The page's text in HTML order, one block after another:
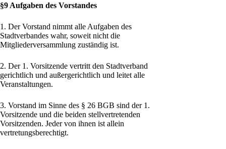
§9 Aufgaben des Vorstandes
1. Der Vorstand nimmt alle Aufgaben des
Stadtverbandes wahr, soweit nicht die
Mitgliederversammlung zuständig ist.
2. Der 1. Vorsitzende vertritt den Stadtverband
gerichtlich und außergerichtlich und leitet alle
Veranstaltungen.
3. Vorstand im Sinne des § 26 BGB sind der 1.
Vorsitzende und die beiden stellvertretenden
Vorsitzenden. Jeder von ihnen ist allein
vertretungsberechtigt.